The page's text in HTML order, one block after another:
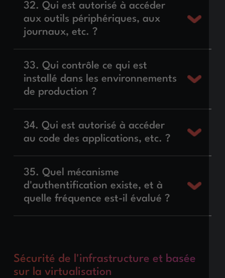
32. Qui est autorisé à accéder
aux outils périphériques, aux
journaux, etc. ?
33. Qui contrôle ce qui est
installé dans les environnements
de production ?
34. Qui est autorisé à accéder
au code des applications, etc. ?
35. Quel mécanisme
d'authentification existe, et à
quelle fréquence est-il évalué ?
Sécurité de l'infrastructure et basée
sur la virtualisation